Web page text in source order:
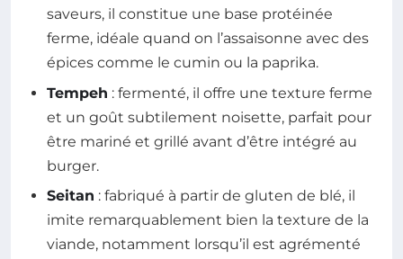
saveurs, il constitue une base protéinée
ferme, idéale quand on l’assaisonne avec des
épices comme le cumin ou la paprika.
Tempeh : fermenté, il offre une texture ferme
et un goût subtilement noisette, parfait pour
être mariné et grillé avant d’être intégré au
burger.
Seitan : fabriqué à partir de gluten de blé, il
imite remarquablement bien la texture de la
viande, notamment lorsqu’il est agrémenté